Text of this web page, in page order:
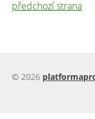
předchozí strana
© 2026